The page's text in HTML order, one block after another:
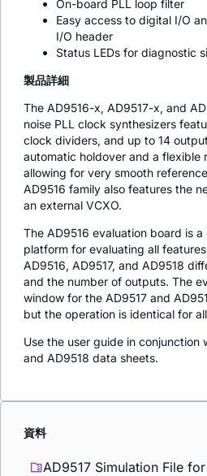
On-board PLL loop filter
Easy access to digital I/O
I/O header
Status LEDs for diagnostic
製品詳細
The AD9516-x, AD9517-x, and
noise PLL clock synthesizers
clock dividers, and up to 14
automatic holdover and a flexible
allowing for very smooth
AD9516 family also features the
an external VCXO.
The AD9516 evaluation board is
platform for evaluating all
AD9516, AD9517, and AD9518
and the number of outputs. The
window for the AD9517 and
but the operation is identical for
Use the user guide in conjunction
and AD9518 data sheets.
資料
AD9517 Simulation File